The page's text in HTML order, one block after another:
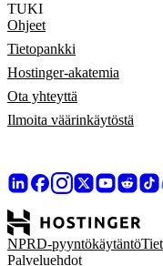
TUKI
Ohjeet
Tietopankki
Hostinger-akatemia
Ota yhteyttä
Ilmoita väärinkäytöstä
NPRD-pyyntökäytäntö
Palveluehdot